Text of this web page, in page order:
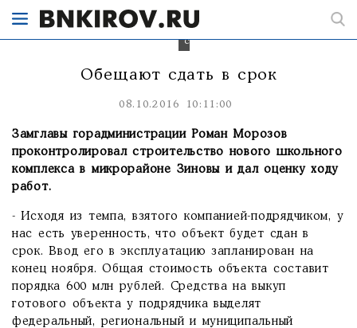
в
срок.
Обещают сдать в срок
08.10.2016 10:11:00
Замглавы горадминистрации Роман Морозов
проконтролировал строительство нового школьного
комплекса в микрорайоне Зиновы и дал оценку ходу
работ.
- Исходя из темпа, взятого компанией-подрядчиком, у
нас есть уверенность, что объект будет сдан в
срок. Ввод его в эксплуатацию запланирован на
конец ноября. Общая стоимость объекта составит
порядка 600 млн рублей. Средства на выкуп
готового объекта у подрядчика выделят
федеральный, региональный и муниципальный